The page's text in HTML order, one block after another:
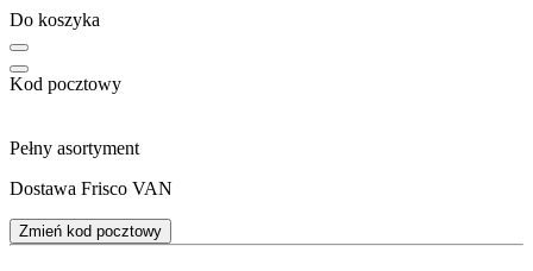
Do koszyka
Kod pocztowy
Pełny asortyment
Dostawa Frisco VAN
Zmień kod pocztowy